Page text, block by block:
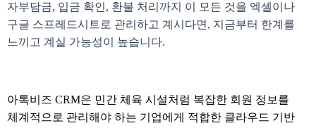
자부담금, 입금 확인, 환불 처리까지 이 모든 것을 엑셀이나
구글 스프레드시트로 관리하고 계시다면, 지금부터 한계를
느끼고 계실 가능성이 높습니다.
아톡비즈 CRM은 민간 체육 시설처럼 복잡한 회원 정보를
체계적으로 관리해야 하는 기업에게 적합한 클라우드 기반